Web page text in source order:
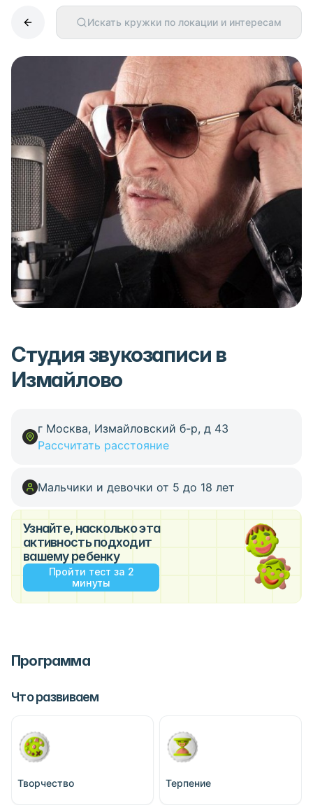
Искать кружки по локации и интересам
Студия звукозаписи в
Измайлово
г Москва, Измайловский б-р, д 43
Рассчитать расстояние
Мальчики и девочки от 5 до 18 лет
Узнайте, насколько эта
активность подходит
вашему ребенку
Пройти тест за 2
минуты
Программа
Что развиваем
Творчество Терпение